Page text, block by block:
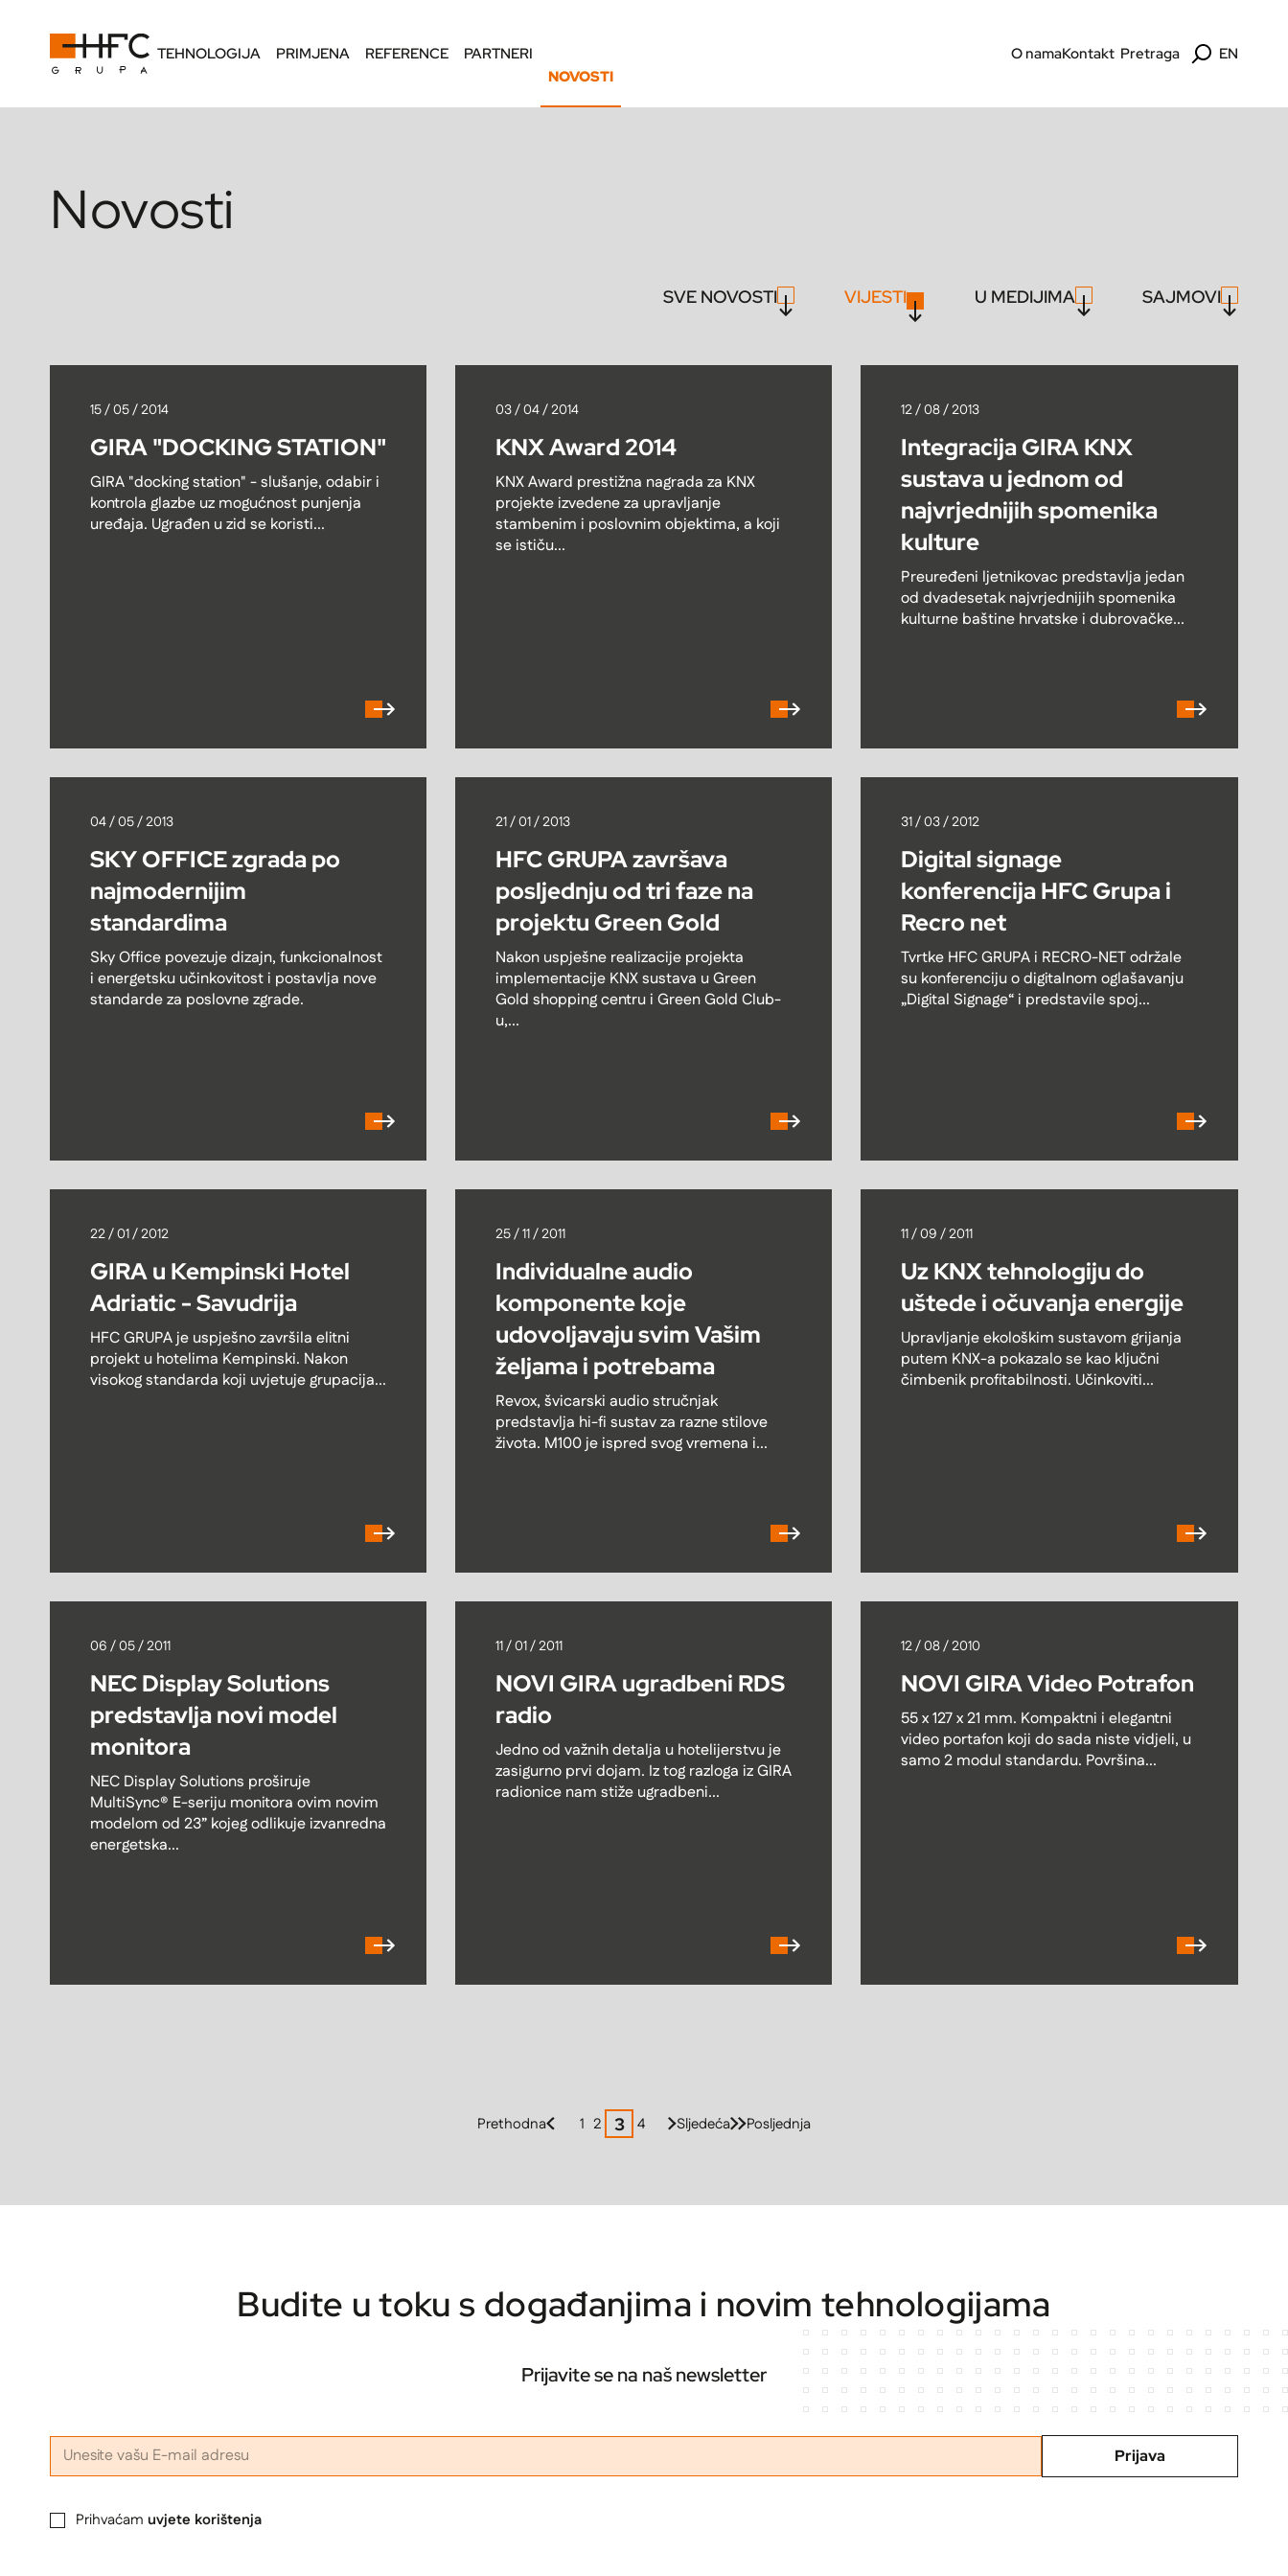
TEHNOLOGIJA PRIMJENA REFERENCE
PARTNERI
NOVOSTI
O namaKontakt Pretraga EN
Novosti
SVE NOVOSTI VIJESTI U MEDIJIMA SAJMOVI
15 / 05 / 2014
GIRA "DOCKING STATION"
GIRA "docking station" - slušanje, odabir i
kontrola glazbe uz mogućnost punjenja
uređaja. Ugrađen u zid se koristi...
03 / 04 / 2014
KNX Award 2014
KNX Award prestižna nagrada za KNX
projekte izvedene za upravljanje
stambenim i poslovnim objektima, a koji
se ističu...
12 / 08 / 2013
Integracija GIRA KNX
sustava u jednom od
najvrjednijih spomenika
kulture
Preuređeni ljetnikovac predstavlja jedan
od dvadesetak najvrjednijih spomenika
kulturne baštine hrvatske i dubrovačke...
04 / 05 / 2013
SKY OFFICE zgrada po
najmodernijim
standardima
Sky Office povezuje dizajn, funkcionalnost
i energetsku učinkovitost i postavlja nove
standarde za poslovne zgrade.
21 / 01 / 2013
HFC GRUPA završava
posljednju od tri faze na
projektu Green Gold
Nakon uspješne realizacije projekta
implementacije KNX sustava u Green
Gold shopping centru i Green Gold Club-
u,...
31 / 03 / 2012
Digital signage
konferencija HFC Grupa i
Recro net
Tvrtke HFC GRUPA i RECRO-NET održale
su konferenciju o digitalnom oglašavanju
„Digital Signage“ i predstavile spoj...
22 / 01 / 2012
GIRA u Kempinski Hotel
Adriatic - Savudrija
HFC GRUPA je uspješno završila elitni
projekt u hotelima Kempinski. Nakon
visokog standarda koji uvjetuje grupacija...
25 / 11 / 2011
Individualne audio
komponente koje
udovoljavaju svim Vašim
željama i potrebama
Revox, švicarski audio stručnjak
predstavlja hi-fi sustav za razne stilove
života. M100 je ispred svog vremena i...
11 / 09 / 2011
Uz KNX tehnologiju do
uštede i očuvanja energije
Upravljanje ekološkim sustavom grijanja
putem KNX-a pokazalo se kao ključni
čimbenik profitabilnosti. Učinkoviti...
06 / 05 / 2011
NEC Display Solutions
predstavlja novi model
monitora
NEC Display Solutions proširuje
MultiSync® E-seriju monitora ovim novim
modelom od 23” kojeg odlikuje izvanredna
energetska...
11 / 01 / 2011
NOVI GIRA ugradbeni RDS
radio
Jedno od važnih detalja u hotelijerstvu je
zasigurno prvi dojam. Iz tog razloga iz GIRA
radionice nam stiže ugradbeni...
12 / 08 / 2010
NOVI GIRA Video Potrafon
55 x 127 x 21 mm. Kompaktni i elegantni
video portafon koji do sada niste vidjeli, u
samo 2 modul standardu. Površina...
Prethodna 1 2 3 4 Sljedeća Posljednja
Budite u toku s događanjima i novim tehnologijama
Prijavite se na naš newsletter
Prijava
Prihvaćam uvjete korištenja